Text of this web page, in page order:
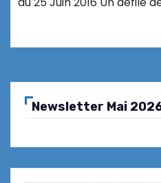
Newsletter Mai